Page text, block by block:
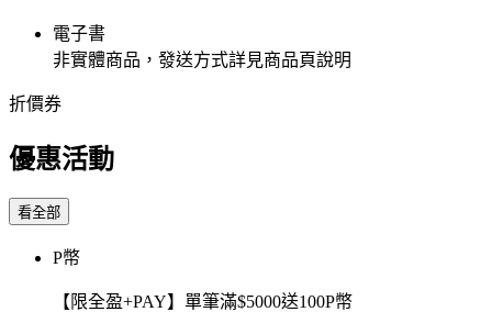
電子書
非實體商品，發送方式詳見商品頁說明
折價券
優惠活動
看全部
P幣
【限全盈+PAY】單筆滿$5000送100P幣